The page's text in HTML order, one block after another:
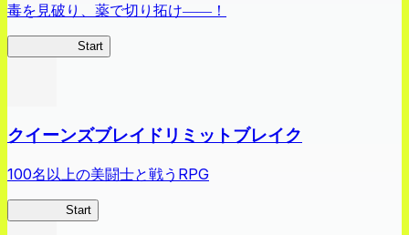
毒を見破り、薬で切り拓け――！
Start
クイーンズブレイドリミットブレイク
100名以上の美闘士と戦うRPG
Start